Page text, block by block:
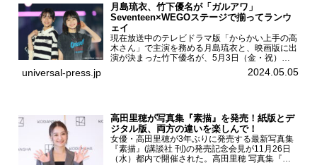
月島琉衣、竹下優名が「ガルアワ」
Seventeen×WEGOステージで揃ってランウ
ェイ
現在放送中のテレビドラマ版「からかい上手の高
木さん」で主演を務める月島琉衣と、映画版に出
演が決まった竹下優名が、5月3日（金・祝）東
京・国立代々木競技場第一体育館で開催されたフ
ァッション&音楽イベント『Rakuten GirlsAward
universal-press.jp 2024.05.05
高田里穂が写真集『素描』を発売！紙版とデ
ジタル版、両方の違いを楽しんで！
女優・高田里穂が3年ぶりに発売する最新写真集
『素描』(講談社 刊)の発売記念会見が11月26日
（水）都内で開催された。高田里穂 写真集『素